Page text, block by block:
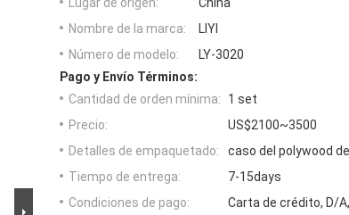
Lugar de origen:
China
Nombre de la marca:
LIYI
Número de modelo:
LY-3020
Pago y Envío Términos:
Cantidad de orden mínima:
1 set
Precio:
US$2100~3500
Detalles de empaquetado:
caso del polywood
Tiempo de entrega:
7-15days
Condiciones de pago:
Carta de crédito, D/